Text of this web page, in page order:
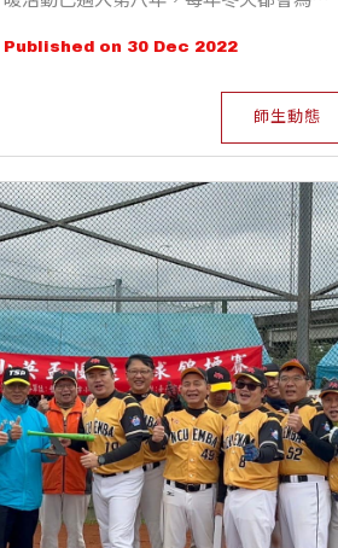
友會第八屆黃輝彬理事長代表校友會出席
碼捐贈一萬元現金，幫助這些清寒家庭與
Published on 30 Dec 2022
師生動態